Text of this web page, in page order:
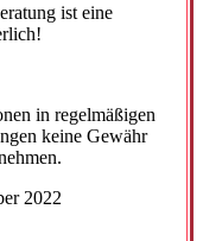
ist eine
in regelmäßigen
keine Gewähr
2022